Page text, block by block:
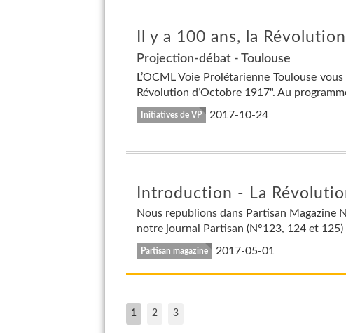
Il y a 100 ans, la
Projection-débat - Toulouse
L’OCML Voie Prolétarienne Toulouse
Révolution d’Octobre 1917". Au
Initiatives de VP 2017-10-24
Introduction - La
Nous republions dans Partisan Magazine
notre journal Partisan (N°123, 124 et
Partisan magazine 2017-05-01
1 2 3